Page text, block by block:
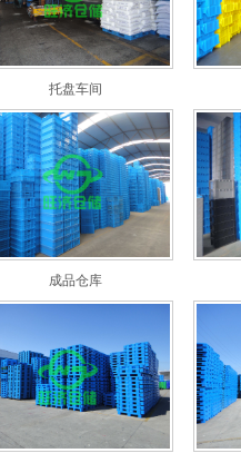
托盘车间
成品仓库